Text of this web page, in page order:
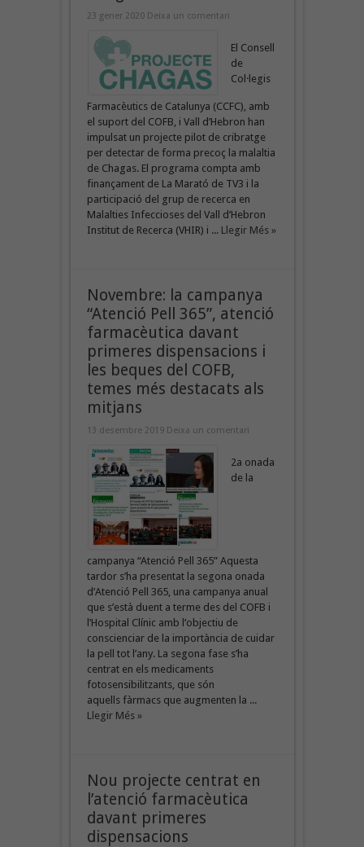
23 gener 2020 Deixa un comentari
El Consell
de
Col·legis
Farmacèutics de Catalunya (CCFC), amb
el suport del COFB, i Vall d’Hebron han
impulsat un projecte pilot de cribratge
per detectar de forma precoç la malaltia
de Chagas. El programa compta amb
finançament de La Marató de TV3 i la
participació del grup de recerca en
Malalties Infeccioses del Vall d’Hebron
Institut de Recerca (VHIR) i ... Llegir Més »
Novembre: la campanya
“Atenció Pell 365”, atenció
farmacèutica davant
primeres dispensacions i
les beques del COFB,
temes més destacats als
mitjans
13 desembre 2019 Deixa un comentari
2a onada
de la
campanya “Atenció Pell 365” Aquesta
tardor s’ha presentat la segona onada
d’Atenció Pell 365, una campanya anual
que s’està duent a terme des del COFB i
l’Hospital Clínic amb l’objectiu de
conscienciar de la importància de cuidar
la pell tot l’any. La segona fase s’ha
centrat en els medicaments
fotosensibilitzants, que són
aquells fàrmacs que augmenten la ...
Llegir Més »
Nou projecte centrat en
l’atenció farmacèutica
davant primeres
dispensacions